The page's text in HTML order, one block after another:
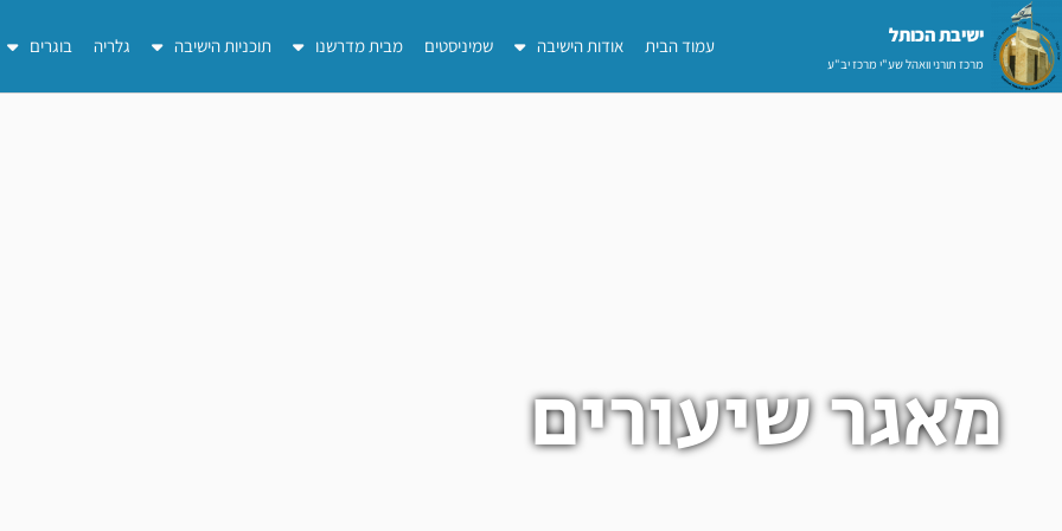
דילוג
לתוכן
ישיבת הכותל​
מרכז תורני וואהל שע"י מרכז יב"ע
עמוד הבית אודות הישיבה שמיניסטים מבית מדרשנו תוכניות הישיבה גלריה בוגרים
מאגר שיעורים